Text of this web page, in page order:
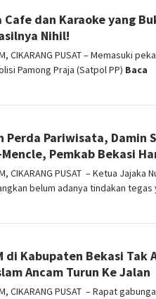
Cafe dan Karaoke yang
Nihil!
CIKARANG PUSAT – Memasuki
Pamong Praja (Satpol PP) Baca
Perda Pariwisata, Damin
Pemkab Bekasi
CIKARANG PUSAT – Ketua Jajaka
belum adanya tindakan tegas
di Kabupaten Bekasi Tak
Ancam Turun Ke Jalan
CIKARANG PUSAT – Rapat